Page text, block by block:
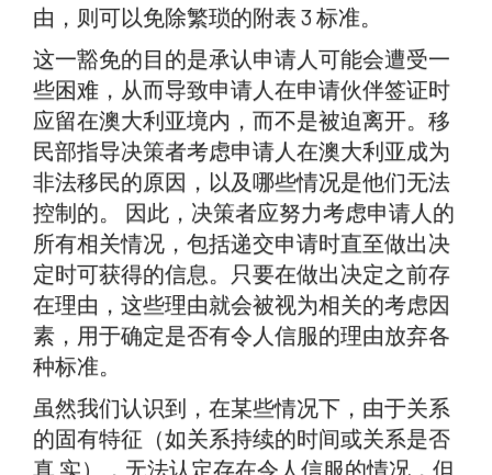
由，则可以免除繁琐的附表 3 标准。
这一豁免的目的是承认申请人可能会遭受一
些困难，从而导致申请人在申请伙伴签证时
应留在澳大利亚境内，而不是被迫离开。移
民部指导决策者考虑申请人在澳大利亚成为
非法移民的原因，以及哪些情况是他们无法
控制的。 因此，决策者应努力考虑申请人的
所有相关情况，包括递交申请时直至做出决
定时可获得的信息。只要在做出决定之前存
在理由，这些理由就会被视为相关的考虑因
素，用于确定是否有令人信服的理由放弃各
种标准。
虽然我们认识到，在某些情况下，由于关系
的固有特征（如关系持续的时间或关系是否
真 实），无法认定存在令人信服的情况，但